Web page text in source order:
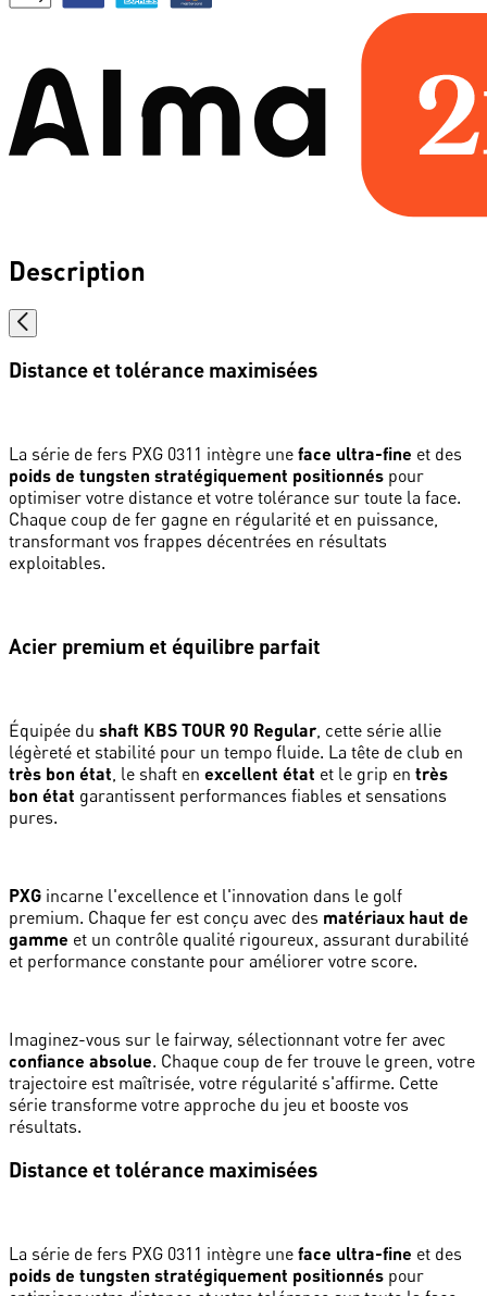
Description
Distance et tolérance maximisées
La série de fers PXG 0311 intègre une face ultra-fine et des
poids de tungsten stratégiquement positionnés pour
optimiser votre distance et votre tolérance sur toute la face.
Chaque coup de fer gagne en régularité et en puissance,
transformant vos frappes décentrées en résultats
exploitables.
Acier premium et équilibre parfait
Équipée du shaft KBS TOUR 90 Regular , cette série allie
légèreté et stabilité pour un tempo fluide. La tête de club en
très bon état , le shaft en excellent état et le grip en très
bon état garantissent performances fiables et sensations
pures.
PXG incarne l'excellence et l'innovation dans le golf
premium. Chaque fer est conçu avec des matériaux haut de
gamme et un contrôle qualité rigoureux, assurant durabilité
et performance constante pour améliorer votre score.
Imaginez-vous sur le fairway, sélectionnant votre fer avec
confiance absolue. Chaque coup de fer trouve le green, votre
trajectoire est maîtrisée, votre régularité s'affirme. Cette
série transforme votre approche du jeu et booste vos
résultats.
Distance et tolérance maximisées
La série de fers PXG 0311 intègre une face ultra-fine et des
poids de tungsten stratégiquement positionnés pour